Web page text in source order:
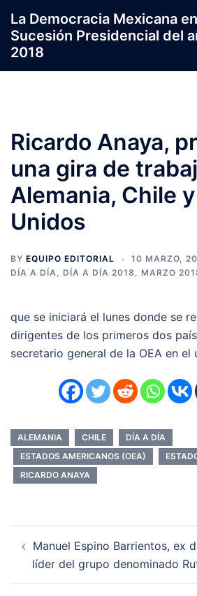
contenido
La Democracia Mexicana
Sucesión Presidencial del
2018
Ricardo Anaya,
una gira de
Alemania, Chile
Unidos
BY EQUIPO EDITORIAL
10 MARZO,
DÍA A DÍA, DÍA A DÍA 2018 , MARZO
que se iniciará el lunes donde se
dirigentes de los primeros dos
secretario general de la OEA en el
ALEMANIA CHILE
DÍA A DÍA
ESTADOS AMERICANOS (OEA)
RICARDO ANAYA
de
entradas
Manuel Espino Barrientos, ex
líder del grupo denominado